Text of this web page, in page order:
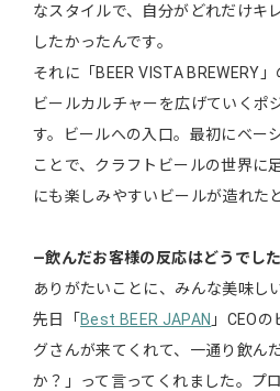
なスタイルで、自分がどれだけキ
したかったんです。
それに「BEER VISTA BREWERY
ビールカルチャーを広げていくポ
す。ビールへの入口。最初にベー
ことで、クラフトビールの世界に
にも楽しみやすいビールが造れた
―飲んだお客様の反応はどうでし
ありがたいことに、みんな美味し
先日「 Best BEER JAPAN 」CEO
グさんが来てくれて、一通り飲ん
か？」って言ってくれました。プ